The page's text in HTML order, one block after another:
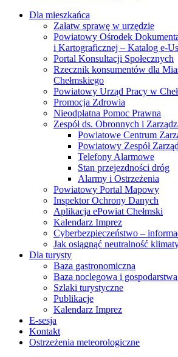
Dla mieszkańca
Załatw sprawę w urzędzie
Powiatowy Ośrodek
i Kartograficznej – Katalog e-
Portal Konsultacji Społecznych
Rzecznik konsumentów dla
Chełmskiego
Powiatowy Urząd Pracy w
Promocja Zdrowia
Nieodpłatna Pomoc Prawna
Zespół ds. Obronnych i
Powiatowe Centrum
Powiatowy Zespół
Telefony Alarmowe
Stan przejezdności dróg
Alarmy i Ostrzeżenia
Powiatowy Portal Mapowy
Inspektor Ochrony Danych
Aplikacja ePowiat Chełmski
Kalendarz Imprez
Cyberbezpieczeństwo –
Jak osiągnąć neutralność
Dla turysty
Baza gastronomiczna
Baza noclegowa i
Szlaki turystyczne
Publikacje
Kalendarz Imprez
E-sesja
Kontakt
Ostrzeżenia meteorologiczne